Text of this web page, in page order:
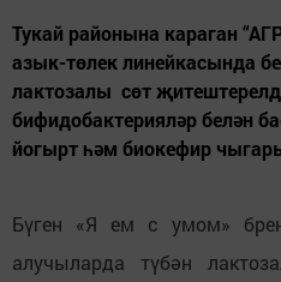
Тукай районына караган
азык-төлек линейкасында
лактозалы сөт
бифидобактерияләр белән
йогырт һәм биокефир
Бүген «Я ем с умом»
алучыларда түбән